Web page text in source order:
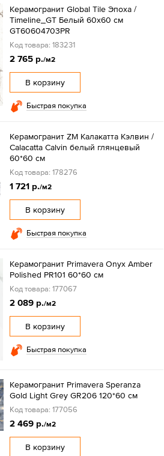
Керамогранит Global Tile Эпоха /
Timeline_GT Белый 60x60 см
GT60604703PR
Код товара: 183231
2 765 р./м2
В корзину
Быстрая покупка
Керамогранит ZM Калакатта Кэлвин /
Calacatta Calvin белый глянцевый
60*60 см
Код товара: 178276
1 721 р./м2
В корзину
Быстрая покупка
Керамогранит Primavera Onyx Аmber
Polished PR101 60*60 см
Код товара: 177067
2 089 р./м2
В корзину
Быстрая покупка
Керамогранит Primavera Speranza
Gold Light Grey GR206 120*60 см
Код товара: 177056
2 469 р./м2
В корзину